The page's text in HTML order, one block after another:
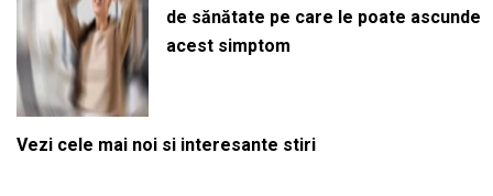
de sănătate pe care le poate ascunde
acest simptom
Vezi cele mai noi si interesante stiri